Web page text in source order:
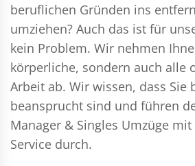
beruflichen Gründen ins
umziehen? Auch das ist für
kein Problem. Wir nehmen
körperliche, sondern auch alle
Arbeit ab. Wir wissen, dass Sie
beansprucht sind und führen
Manager & Singles Umzüge
Service durch.